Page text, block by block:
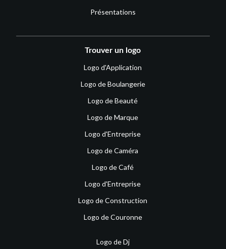
Présentations
Trouver un logo
Logo d'Application
Logo de Boulangerie
Logo de Beauté
Logo de Marque
Logo d'Entreprise
Logo de Caméra
Logo de Café
Logo d'Entreprise
Logo de Construction
Logo de Couronne
Logo de Dj